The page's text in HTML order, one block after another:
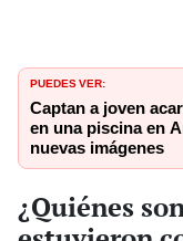
PUEDES VER:
Captan a joven
en una piscina en
nuevas imágenes
¿Quiénes